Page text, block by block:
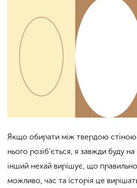
Якщо обирати між твердою стіною
нього розіб’ється, я завжди буду
інший нехай вирішує, що
можливо, час та історія це